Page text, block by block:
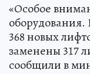
«Особое
оборудования.
368 новых
заменены 317
сообщили в